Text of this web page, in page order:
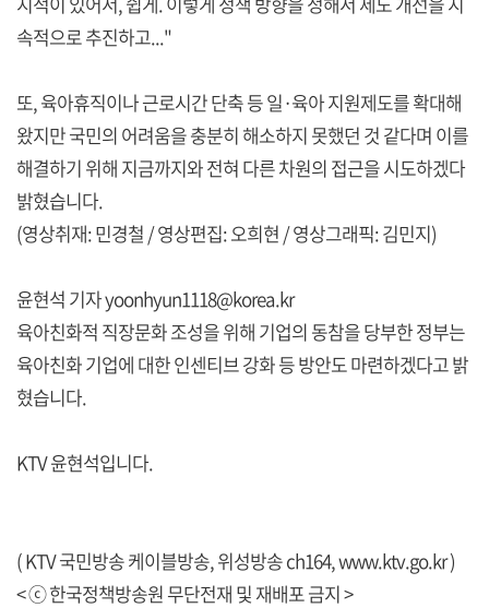
속적으로 추진하고..."
또, 육아휴직이나 근로시간 단축 등 일·육아 지원제도를 확대해
왔지만 국민의 어려움을 충분히 해소하지 못했던 것 같다며 이를
해결하기 위해 지금까지와 전혀 다른 차원의 접근을 시도하겠다
밝혔습니다.
(영상취재: 민경철 / 영상편집: 오희현 / 영상그래픽: 김민지)
윤현석 기자 yoonhyun1118@korea.kr
육아친화적 직장문화 조성을 위해 기업의 동참을 당부한 정부는
육아친화 기업에 대한 인센티브 강화 등 방안도 마련하겠다고 밝
혔습니다.
KTV 윤현석입니다.
( KTV 국민방송 케이블방송, 위성방송 ch164,www.ktv.go.kr)
< ⓒ 한국정책방송원 무단전재 및 재배포 금지 >